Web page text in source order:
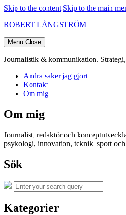
Skip to the content Skip to the main
ROBERT LÅNGSTRÖM
Menu Close
Journalistik & kommunikation.
Andra saker jag gjort
Kontakt
Om mig
Om mig
Journalist, redaktör och
psykologi, innovation, teknik, sport
Sök
Search
for:
Search
Kategorier